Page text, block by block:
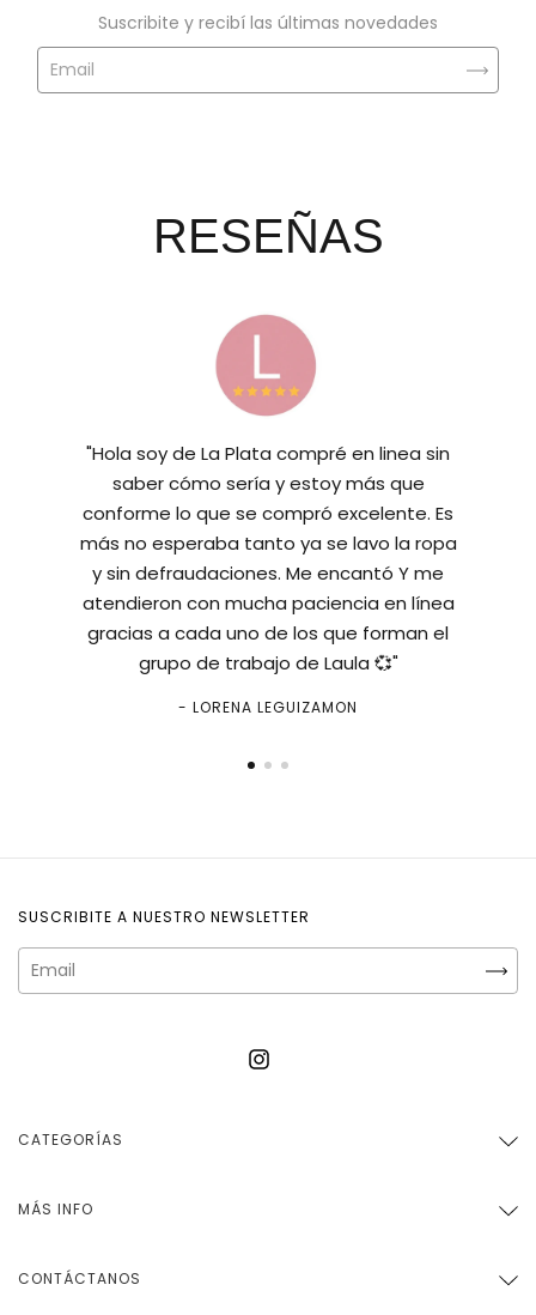
Suscribite y recibí las últimas novedades
RESEÑAS
"Hola soy de La Plata compré en linea sin
saber cómo sería y estoy más que
conforme lo que se compró excelente. Es
más no esperaba tanto ya se lavo la ropa
y sin defraudaciones. Me encantó Y me
atendieron con mucha paciencia en línea
gracias a cada uno de los que forman el
grupo de trabajo de Laula 💞"
- LORENA LEGUIZAMON
SUSCRIBITE A NUESTRO NEWSLETTER
CATEGORÍAS
MÁS INFO
CONTÁCTANOS